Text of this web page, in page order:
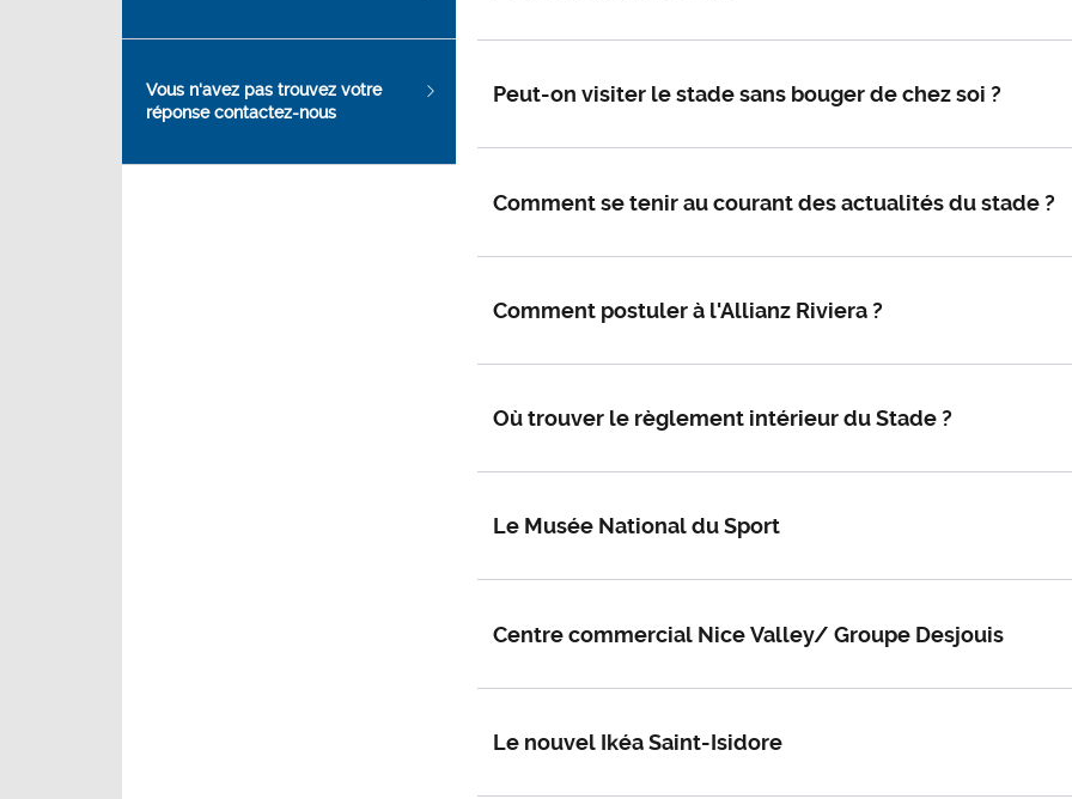
Vous n'avez pas trouvez votre
réponse contactez-nous
Peut-on visiter le stade sans bouger de chez soi ?
Comment se tenir au courant des actualités du stade ?
Comment postuler à l'Allianz Riviera ?
Où trouver le règlement intérieur du Stade ?
Le Musée National du Sport
Centre commercial Nice Valley/ Groupe Desjouis
Le nouvel Ikéa Saint-Isidore